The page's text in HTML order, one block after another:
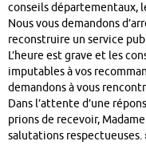
conseils départementaux,
Nous vous demandons
reconstruire un service
L’heure est grave et les
imputables à vos
demandons à vous
Dans l’attente d’une
prions de recevoir,
salutations respectueuses.